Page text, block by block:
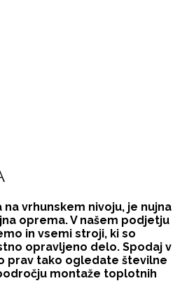
na vrhunskem nivoju, je nujna
oprema. V našem podjetju
in vsemi stroji, ki so
opravljeno delo. Spodaj v
prav tako ogledate številne
montaže toplotnih